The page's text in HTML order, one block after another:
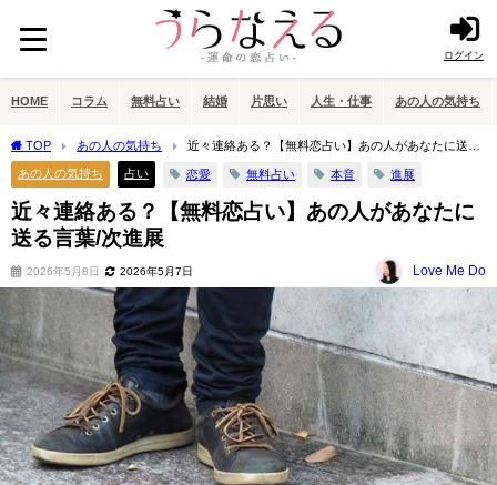
ログイン
HOME コラム 無料占い 結婚 片思い 人生・仕事 あの人の気持ち
TOP あの人の気持ち
近々連絡ある？【無料恋占い】あの人があなたに送る
言葉/次進展
あの人の気持ち 占い 恋愛 無料占い 本音 進展
近々連絡ある？【無料恋占い】あの人があなたに
送る言葉/次進展
2026年5月8日 2026年5月7日 Love Me Do